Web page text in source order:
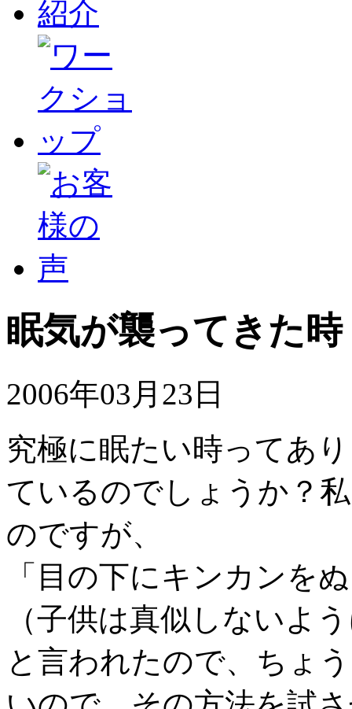
眠気が襲ってきた時
2006年03月23日
究極に眠たい時ってあ
ているのでしょうか？
のですが、
「目の下にキンカンを
（子供は真似しないよ
と言われたので、ちょ